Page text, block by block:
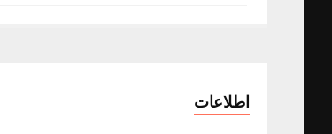
اطلاعات